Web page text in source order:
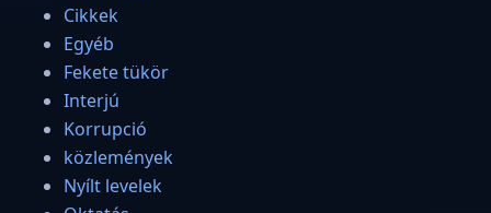
Cikkek
Egyéb
Fekete tükör
Interjú
Korrupció
közlemények
Nyílt levelek